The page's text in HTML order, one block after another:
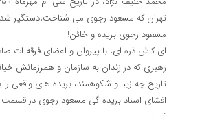
تهران که مسعود رجوی می شناخت،دستگیر
مسعود رجوی بریده و خائن!
ای کاش ذره ای، با پیروان و اعضای فرقه ات
رهبری که در زندان به سازمان و همرزمانش
تاریخ چه زیبا و شکوهمند، بریده های واقعی
افشای اسناد بریده گی مسعود رجوی در قسمت